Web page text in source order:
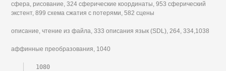
сфера, рисование, 324 сферические координаты, 953 сферический
экстент, 899 схема сжатия с потерями, 582 сцены
описание, чтение из файла, 333 описания язык (SDL), 264, 334,1038
аффинные преобразования, 1040
1080